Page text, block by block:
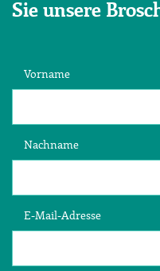
Sie unsere
Vorname
Nachname
E-Mail-Adresse